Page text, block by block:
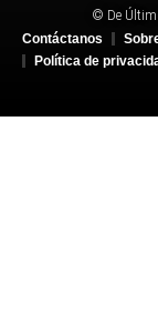
© De
Contáctanos
Política de